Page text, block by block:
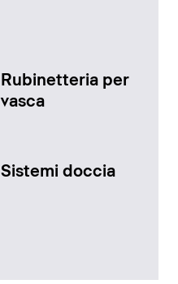
Rubinetteria per
vasca
Sistemi doccia